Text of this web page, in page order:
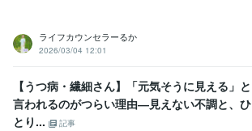
ライフカウンセラーるか
2026/03/04 12:01
【うつ病・繊細さん】「元気そうに見える」と
言われるのがつらい理由―見えない不調と、ひ
とり...
記事